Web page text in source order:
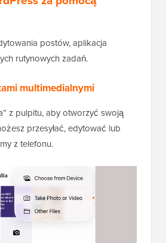
postów, aplikacja
rutynowych zadań.
multimedialnymi
z pulpitu, aby otworzyć swoją
przesyłać, edytować lub
z telefonu.